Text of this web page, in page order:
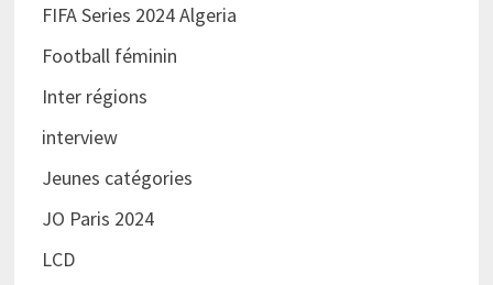
FIFA Series 2024 Algeria
Football féminin
Inter régions
interview
Jeunes catégories
JO Paris 2024
LCD